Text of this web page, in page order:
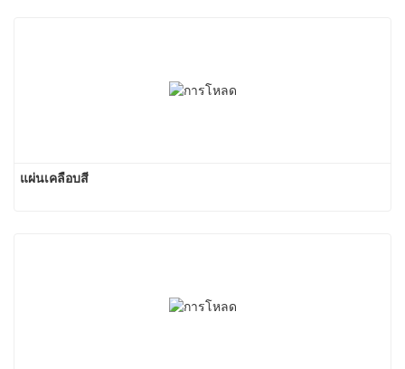
แผ่นเคลือบสี